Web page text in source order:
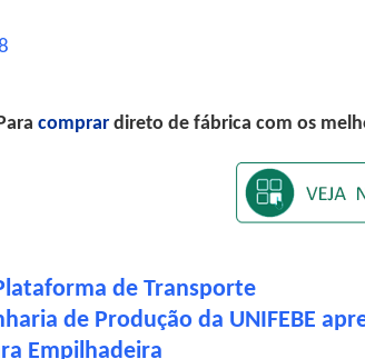
comprardireto de fábrica com os
de Transporte
de Produção da UNIFEBE
Empilhadeira